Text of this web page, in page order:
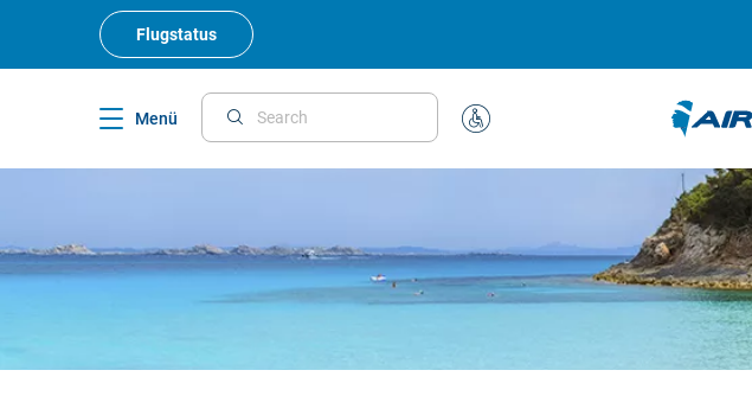
Flugstatus
Menü Search Sonderbetreuung